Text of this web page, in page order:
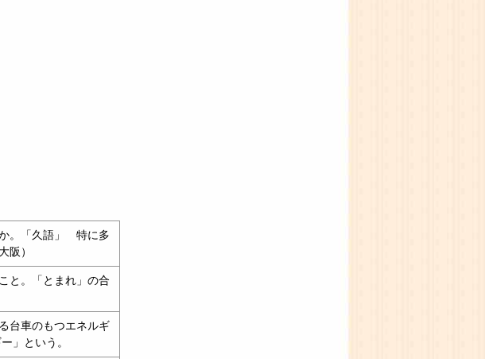
。「久語」 特に多
阪）
と。「とまれ」の合
台車のもつエネルギ
」という。